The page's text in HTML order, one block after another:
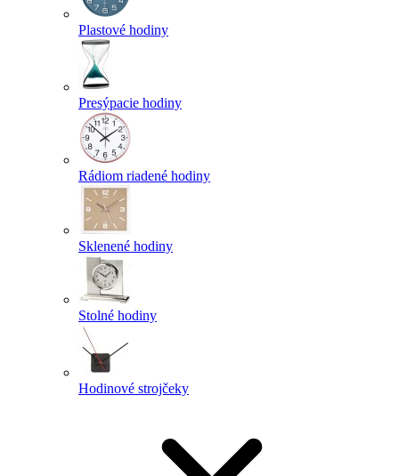
Plastové hodiny
Presýpacie hodiny
Rádiom riadené hodiny
Sklenené hodiny
Stolné hodiny
Hodinové strojčeky